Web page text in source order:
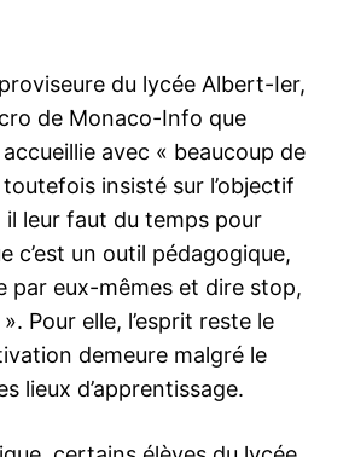
du lycée Albert-Ier,
de Monaco-Info que
accueillie avec « beaucoup de
toutefois insisté sur l’objectif
il leur faut du temps pour
c’est un outil pédagogique,
par eux-mêmes et dire stop,
Pour elle, l’esprit reste le
demeure malgré le
lieux d’apprentissage.